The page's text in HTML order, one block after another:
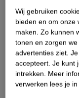
Over dit
Nature Impact
Wij gebruiken
bieden en om onze
maken. Zo kunnen
tonen en zorgen
advertenties ziet.
accepteert. Je kunt
intrekken. Meer
verwerken lees je in